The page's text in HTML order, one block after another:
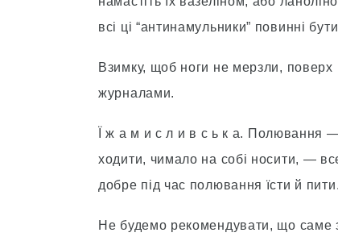
всi цi “антинамульники” повиннi
Взимку, щоб ноги не мерзли, поверх
журналами.
Ї ж а м и с л и в с ь к а. Полювання
ходити, чимало на собi носити, —
добре пiд час полювання їсти й пити.
Не будемо рекомендувати, що саме